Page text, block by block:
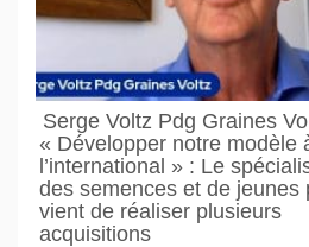
Serge Voltz Pdg Graines
« Développer notre modèle
l’international » : Le
des semences et de jeunes
vient de réaliser plusieurs
acquisitions